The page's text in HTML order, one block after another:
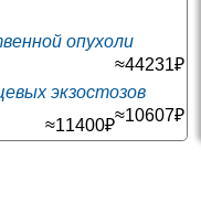
; м. Лиговский проспект
опухоли
≈44231₽
экзостозов
≈10607₽
≈11400₽